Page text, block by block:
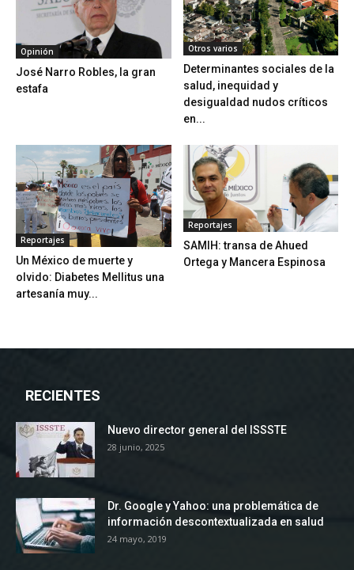
Opinión
José Narro Robles, la gran
estafa
Otros varios
Determinantes sociales de la
salud, inequidad y
desigualdad nudos críticos
en...
Reportajes
Un México de muerte y
olvido: Diabetes Mellitus una
artesanía muy...
Reportajes
SAMIH: transa de Ahued
Ortega y Mancera Espinosa
RECIENTES
Nuevo director general del ISSSTE
28 junio, 2025
Dr. Google y Yahoo: una problemática de
información descontextualizada en salud
24 mayo, 2019